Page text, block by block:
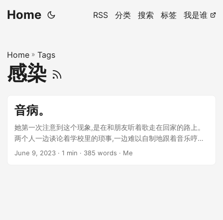
Home RSS 分类 搜索 标签 我是谁
Home » Tags
感染
音病。
她第一次注意到这个现象,是在和朋友听着歌走在回家的路上。
两个人一边谈论着学校里的琐事,一边难以自制地跟着音乐哼
唱。漫长的步行路上,两人已经习惯性地哼唱了至少十来首歌。
June 9, 2023 · 1 min · 385 words · Me